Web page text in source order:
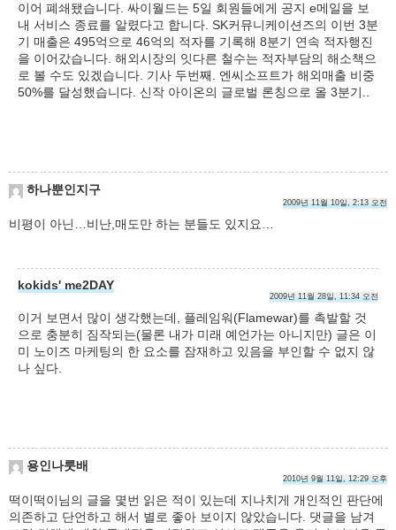
이어 폐쇄됐습니다. 싸이월드는 5일 회원들에게 공지 e메일을 보
내 서비스 종료를 알렸다고 합니다. SK커뮤니케이션즈의 이번 3분
기 매출은 495억으로 46억의 적자를 기록해 8분기 연속 적자행진
을 이어갔습니다. 해외시장의 잇다른 철수는 적자부담의 해소책으
로 볼 수도 있겠습니다. 기사 두번째. 엔씨소프트가 해외매출 비중
50%를 달성했습니다. 신작 아이온의 글로벌 론칭으로 올 3분기..
하나뿐인지구
2009년 11월 10일, 2:13 오전
비평이 아닌…비난,매도만 하는 분들도 있지요…
kokids' me2DAY
2009년 11월 28일, 11:34 오전
이거 보면서 많이 생각했는데, 플레임워(Flamewar)를 촉발할 것
으로 충분히 짐작되는(물론 내가 미래 예언가는 아니지만) 글은 이
미 노이즈 마케팅의 한 요소를 잠재하고 있음을 부인할 수 없지 않
나 싶다.
용인나룻배
2010년 9월 11일, 12:29 오후
떡이떡이님의 글을 몇번 읽은 적이 있는데 지나치게 개인적인 판단에
의존하고 단언하고 해서 별로 좋아 보이지 않았습니다. 댓글을 남겨